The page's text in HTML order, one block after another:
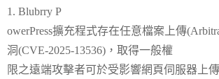
1. Blubrry P
owerPress擴充程式存在任意檔案上傳
洞(CVE-2025-13536)，取得一般權
限之遠端攻擊者可於受影響網頁伺服器上